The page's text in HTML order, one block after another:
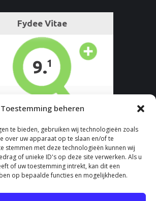
Toestemming beheren
te bieden, gebruiken wij technologieën zoals
over uw apparaat op te slaan en/of te
stemmen met deze technologieën kunnen wij
of unieke ID's op deze site verwerken. Als u
of uw toestemming intrekt, kan dit een
op bepaalde functies en mogelijkheden.